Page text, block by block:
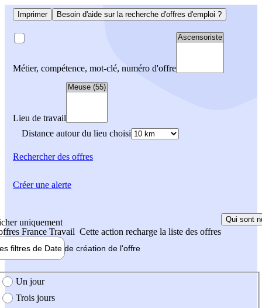
Imprimer Besoin d'aide sur la recherche d'offres d'emploi ?
Métier, compétence, mot-clé, numéro d'offre
Lieu de travail
Distance autour du lieu choisi
Rechercherdes offres
uniquement
France Travail Cette action recharge la liste des offres
Qui sont
filtres de Date de création de l'offre
création de l'offre
Un jour
Trois jours
Créer une alerte